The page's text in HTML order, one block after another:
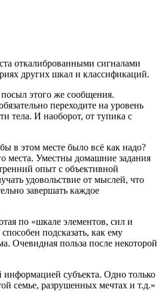
откалиброванными сигналами
других шкал и классификаций.
этого же сообщения.
переходите на уровень
тела. И наоборот, от тупика с
в этом месте было всё как надо?
места. Уместны домашние задания
опыт с объективной
удовольствие от мыслей, что
завершать каждое
по «шкале элементов, сил и
подсказать, как ему
Очевидная польза после некоторой
информацией субъекта. Одно только
семье, разрушенных мечтах и т.д.»